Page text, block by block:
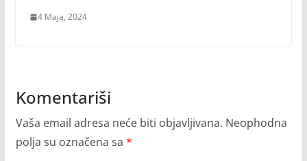
4 Maja, 2024
Komentariši
Vaša email adresa neće biti objavljivana. Neophodna
polja su označena sa *